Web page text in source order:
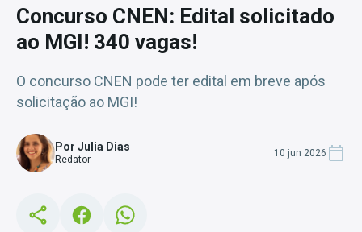
Concurso CNEN: Edital solicitado
ao MGI! 340 vagas!
O concurso CNEN pode ter edital em breve após
solicitação ao MGI!
Por Julia Dias
Redator
10 jun 2026